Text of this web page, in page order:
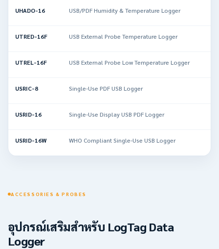
UHADO-16 USB/PDF Humidity & Temperature Logger
UTRED-16F USB External Probe Temperature Logger
UTREL-16F USB External Probe Low Temperature Logger
USRIC-8 Single-Use PDF USB Logger
USRID-16 Single-Use Display USB PDF Logger
USRID-16W WHO Compliant Single-Use USB Logger
ACCESSORIES & PROBES
อุปกรณ์เสริมสำหรับ LogTag Data
Logger